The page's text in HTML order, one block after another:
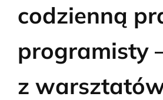
codzienną
programisty
z